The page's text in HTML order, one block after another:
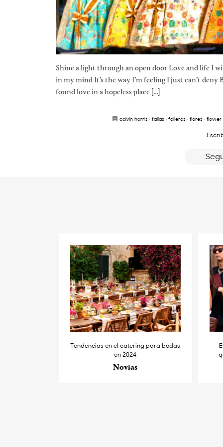
Shine a light through an open door Love and life I
in my mind It’s the way I’m feeling I just can’t
found love in a hopeless place […]
calvin harris· fallas· falleras· flores· flower
Tendencias en el catering para bodas
en 2024
Novias